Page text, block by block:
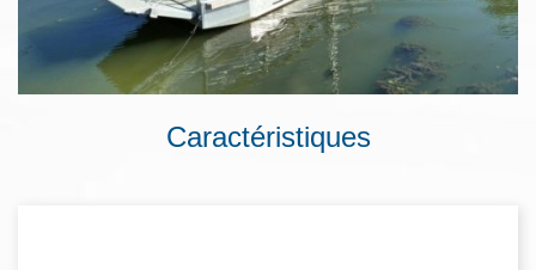
Caractéristiques